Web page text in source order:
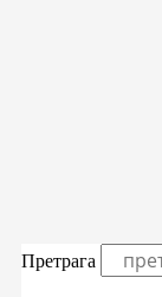
Претрага